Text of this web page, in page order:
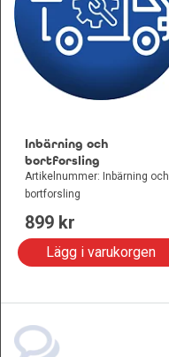
Inbärning och
bortforsling
Artikelnummer: Inbärning och
bortforsling
899 kr
Lägg i varukorgen